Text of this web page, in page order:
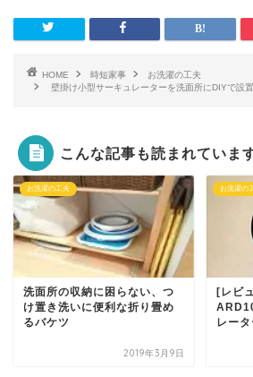
HOME 時短家事
お洗濯の工夫
壁掛け小型サーキュレーターを洗面所にDIYで設
こんな記事も読まれていま
お洗濯の工夫
洗面所の収納に困らない、つ
け置き洗いに便利な折り畳め
るバケツ
2019年3月9日
お洗濯の
[レビ
レータ